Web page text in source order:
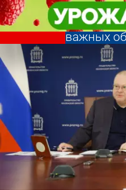
Олег
усилить
важных
Общество Олег
усилить
важных
Общество
Другие
по теме
Погода
валют